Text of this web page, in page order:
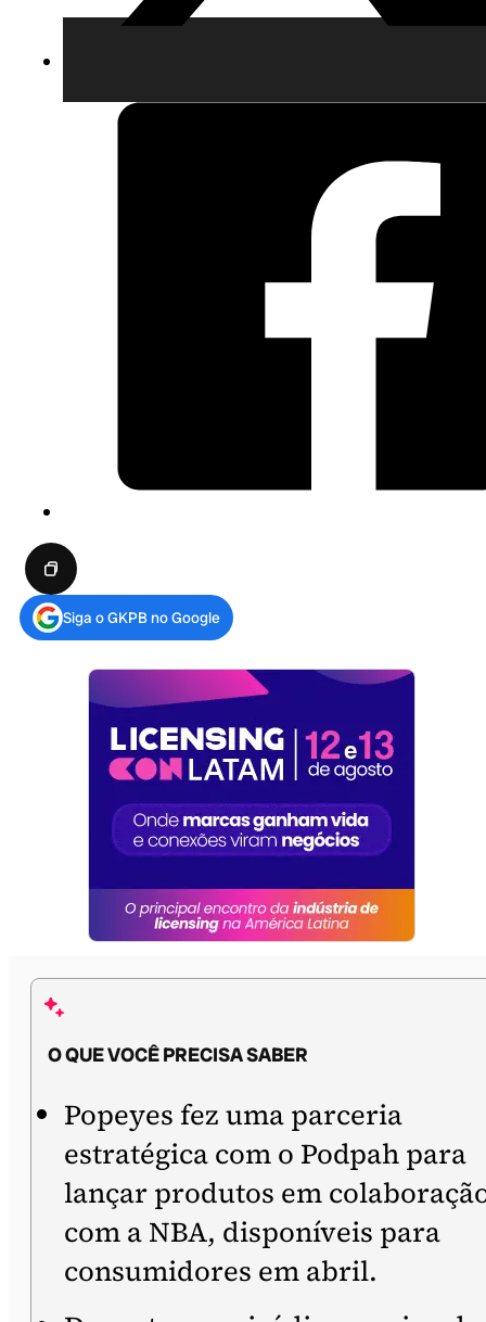
Siga o GKPB no Google
O QUE VOCÊ PRECISA SABER
Popeyes fez uma parceria
estratégica com o Podpah para
lançar produtos em
com a NBA, disponíveis para
consumidores em abril.